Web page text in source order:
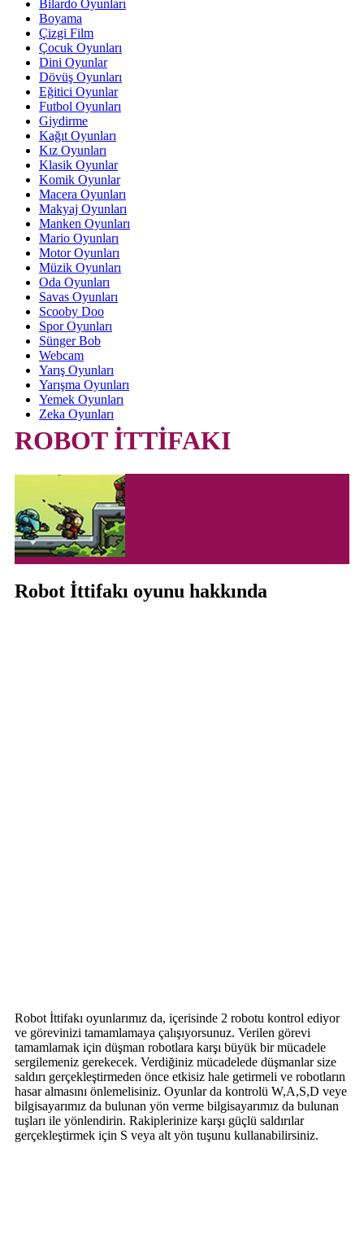
Bilardo Oyunları
Boyama
Çizgi Film
Çocuk Oyunları
Dini Oyunlar
Dövüş Oyunları
Eğitici Oyunlar
Futbol Oyunları
Giydirme
Kağıt Oyunları
Kız Oyunları
Klasik Oyunlar
Komik Oyunlar
Macera Oyunları
Makyaj Oyunları
Manken Oyunları
Mario Oyunları
Motor Oyunları
Müzik Oyunları
Oda Oyunları
Savas Oyunları
Scooby Doo
Spor Oyunları
Sünger Bob
Webcam
Yarış Oyunları
Yarışma Oyunları
Yemek Oyunları
Zeka Oyunları
ROBOT İTTİFAKI
Robot İttifakı oyunu hakkında
Robot İttifakı oyunlarımız da, içerisinde 2 robotu kontrol ediyor
ve görevinizi tamamlamaya çalışıyorsunuz. Verilen görevi
tamamlamak için düşman robotlara karşı büyük bir mücadele
sergilemeniz gerekecek. Verdiğiniz mücadelede düşmanlar size
saldırı gerçekleştirmeden önce etkisiz hale getirmeli ve robotların
hasar almasını önlemelisiniz. Oyunlar da kontrolü W,A,S,D veye
bilgisayarımız da bulunan yön verme bilgisayarımız da bulunan
tuşları ile yönlendirin. Rakiplerinize karşı güçlü saldırılar
gerçekleştirmek için S veya alt yön tuşunu kullanabilirsiniz.